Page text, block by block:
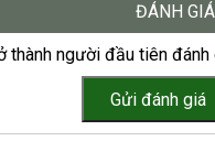
ĐÁNH GIÁ
thành người đầu tiên